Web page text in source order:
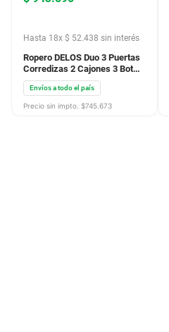
Hasta 18x $ 52.438 sin interés
Ropero DELOS Duo 3 Puertas
Corredizas 2 Cajones 3 Bot
con Espejo 216X180X58 Roble
Nebraska Nat Gris
DUO03RNGC
Envíos a todo el país
Precio sin impto. $745.673